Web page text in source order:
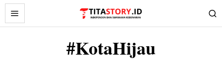
#KotaHijau